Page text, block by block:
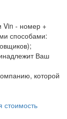
Vin - номер +
способами:
Ваш
которой
стоимость